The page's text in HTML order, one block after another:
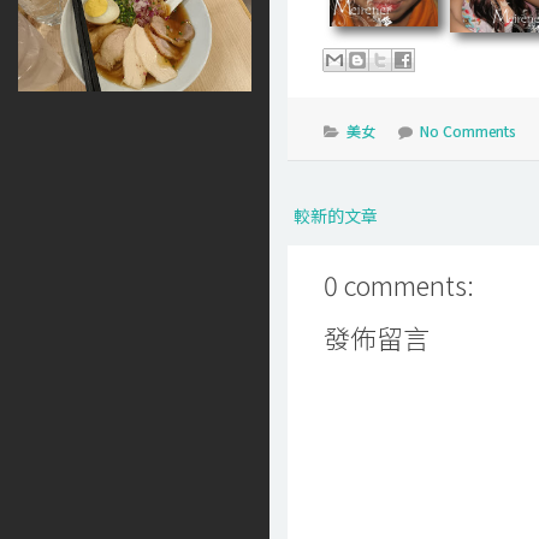
美女 No Comments
較新的文章
0 comments:
發佈留言